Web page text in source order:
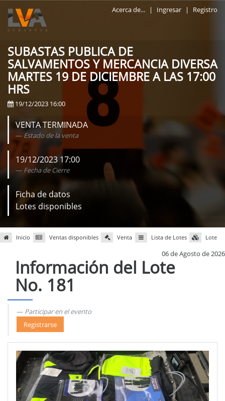
Acerca de... | Ingresar | Registro
SUBASTAS PUBLICA DE
SALVAMENTOS Y MERCANCIA DIVERSA
MARTES 19 DE DICIEMBRE A LAS 17:00
HRS
19/12/2023 16:00
VENTA TERMINADA
Estado de la venta
19/12/2023 17:00
Fecha de Cierre
Ficha de datos
Lotes disponibles
Inicio Ventas disponibles Venta Lista de Lotes Lote
06 de Agosto de 2026
Información del Lote
No. 181
Participar en el evento
Registrarse